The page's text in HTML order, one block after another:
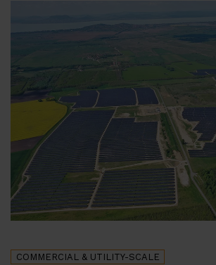
COMMERCIAL & UTILITY-SCALE